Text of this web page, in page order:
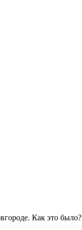
Как это было?